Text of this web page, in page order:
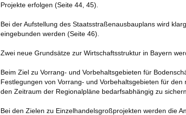
Projekte erfolgen (Seite 44, 45).
Bei der Aufstellung des Staatsstraßenausbauplans wird
eingebunden werden (Seite 46).
Zwei neue Grundsätze zur Wirtschaftsstruktur in Bayern
Beim Ziel zu Vorrang- und Vorbehaltsgebieten für
Festlegungen von Vorrang- und Vorbehaltsgebieten für
den Zeitraum der Regionalpläne bedarfsabhängig zu
Bei den Zielen zu Einzelhandelsgroßprojekten werden die